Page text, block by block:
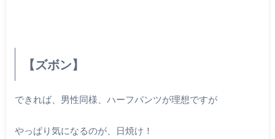
【ズボン】
できれば、男性同様、ハーフパンツが理想ですが
やっぱり気になるのが、日焼け！